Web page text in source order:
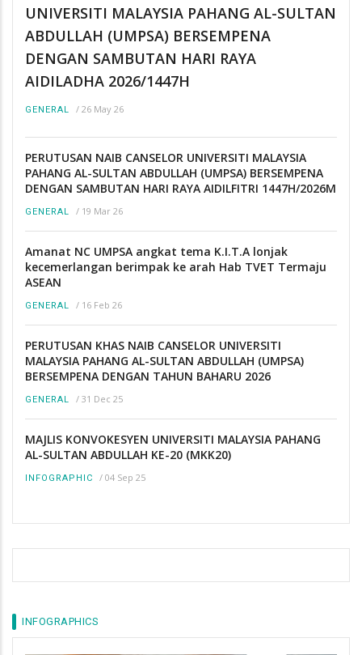
UNIVERSITI MALAYSIA PAHANG AL-SULTAN
ABDULLAH (UMPSA) BERSEMPENA
DENGAN SAMBUTAN HARI RAYA
AIDILADHA 2026/1447H
GENERAL / 26 May 26
PERUTUSAN NAIB CANSELOR UNIVERSITI MALAYSIA
PAHANG AL-SULTAN ABDULLAH (UMPSA) BERSEMPENA
DENGAN SAMBUTAN HARI RAYA AIDILFITRI 1447H/2026M
GENERAL / 19 Mar 26
Amanat NC UMPSA angkat tema K.I.T.A lonjak
kecemerlangan berimpak ke arah Hab TVET Termaju
ASEAN
GENERAL / 16 Feb 26
PERUTUSAN KHAS NAIB CANSELOR UNIVERSITI
MALAYSIA PAHANG AL-SULTAN ABDULLAH (UMPSA)
BERSEMPENA DENGAN TAHUN BAHARU 2026
GENERAL / 31 Dec 25
MAJLIS KONVOKESYEN UNIVERSITI MALAYSIA PAHANG
AL-SULTAN ABDULLAH KE-20 (MKK20)
INFOGRAPHIC / 04 Sep 25
INFOGRAPHICS